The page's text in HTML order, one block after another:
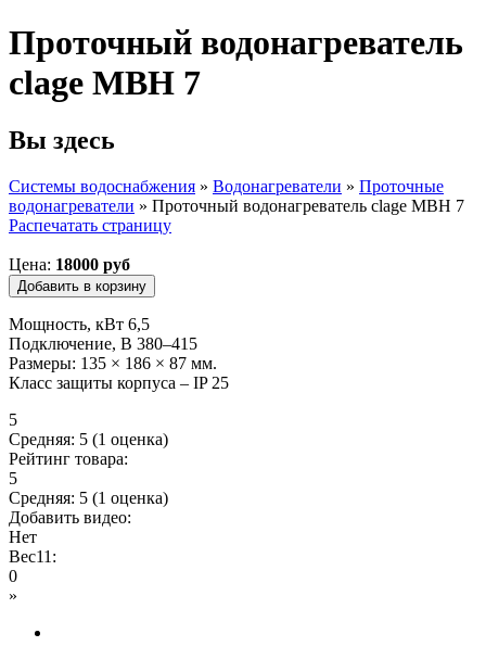
Проточный водонагреватель
clage MBH 7
Вы здесь
Системы водоснабжения » Водонагреватели » Проточные
водонагреватели » Проточный водонагреватель clage MBH 7
Распечатать страницу
Цена: 18000 руб
Мощность, кВт 6,5
Подключение, В 380–415
Размеры: 135 × 186 × 87 мм.
Класс защиты корпуса – IP 25
5
Средняя: 5 (1 оценка)
Рейтинг товара:
5
Средняя: 5 (1 оценка)
Добавить видео:
Нет
Вес11:
0
»